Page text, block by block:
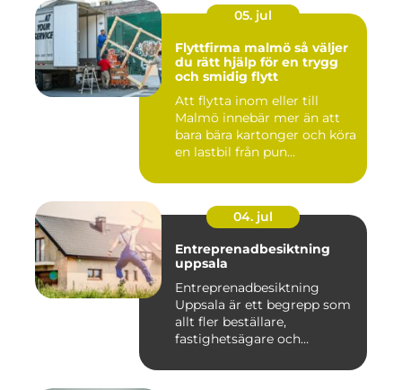
05. jul
Flyttfirma malmö så väljer
du rätt hjälp för en trygg
och smidig flytt
Att flytta inom eller till
Malmö innebär mer än att
bara bära kartonger och köra
en lastbil från pun...
04. jul
Entreprenadbesiktning
uppsala
Entreprenadbesiktning
Uppsala är ett begrepp som
allt fler beställare,
fastighetsägare och